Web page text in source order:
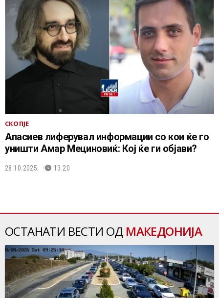
СКОПЈЕ
Апасиев лиферувал информации со кои ќе го
уништи Амар Мециновиќ: Кој ќе ги објави?
28.10.2025. 13:20
ОСТАНАТИ ВЕСТИ ОД МАКЕДОНИЈА